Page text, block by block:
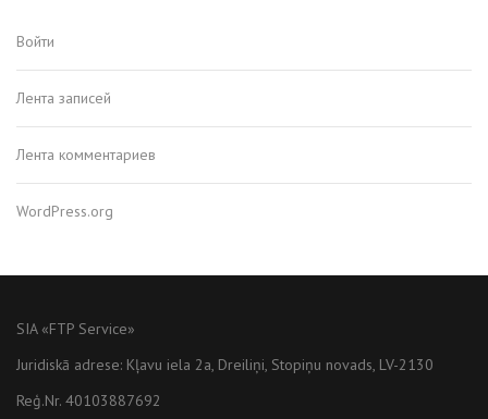
Войти
Лента записей
Лента комментариев
WordPress.org
SIA «FTP Service»
Juridiskā adrese: Kļavu iela 2a, Dreiliņi, Stopiņu novads, LV-2130
Reģ.Nr. 40103887692